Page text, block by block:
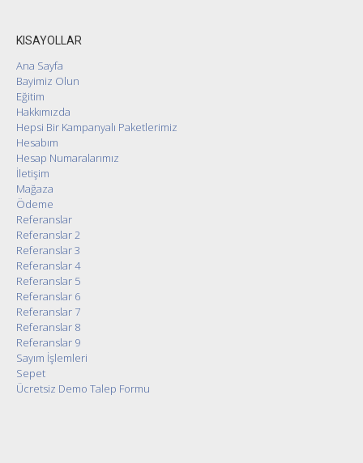
KISAYOLLAR
Ana Sayfa
Bayimiz Olun
Eğitim
Hakkımızda
Hepsi Bir Kampanyalı Paketlerimiz
Hesabım
Hesap Numaralarımız
İletişim
Mağaza
Ödeme
Referanslar
Referanslar 2
Referanslar 3
Referanslar 4
Referanslar 5
Referanslar 6
Referanslar 7
Referanslar 8
Referanslar 9
Sayım İşlemleri
Sepet
Ücretsiz Demo Talep Formu